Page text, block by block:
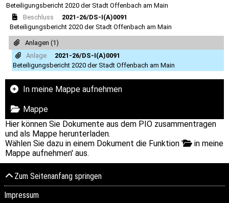
Beteiligungsbericht 2020 der Stadt Offenbach am Main
Beschluss
2021-26/DS-I(A)0091
Beteiligungsbericht 2020 der Stadt Offenbach am Main
Anlagen (1)
Anlage
2021-26/DS-I(A)0091
Beteiligungsbericht 2020 der Stadt Offenbach am Main
In meine Mappe aufnehmen
Mappe
Hier können Sie Dokumente aus dem PIO zusammentragen
und als Mappe herunterladen.
Wählen Sie dazu in einem Dokument die Funktion '
in meine
Mappe aufnehmen' aus.
Zum Seitenanfang springen
Impressum